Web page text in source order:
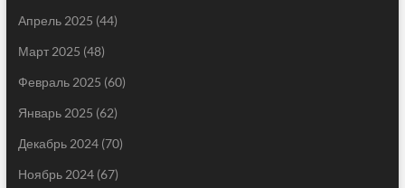
Апрель 2025 (44)
Март 2025 (48)
Февраль 2025 (60)
Январь 2025 (62)
Декабрь 2024(70)
Ноябрь 2024(67)